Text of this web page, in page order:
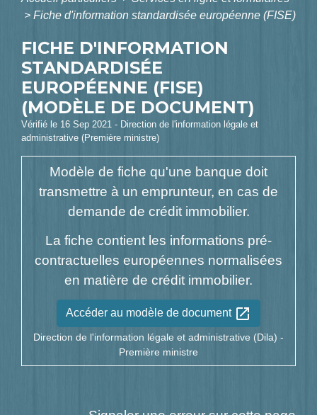
> Fiche d'information standardisée européenne (FISE)
FICHE D'INFORMATION
STANDARDISÉE
EUROPÉENNE (FISE)
(MODÈLE DE DOCUMENT)
Vérifié le 16 Sep 2021 - Direction de l'information légale et
administrative (Première ministre)
Modèle de fiche qu'une banque doit
transmettre à un emprunteur, en cas de
demande de crédit immobilier.
La fiche contient les informations pré-
contractuelles européennes normalisées
en matière de crédit immobilier.
Accéder au modèle de document open_in_new
Direction de l'information légale et administrative (Dila) -
Première ministre